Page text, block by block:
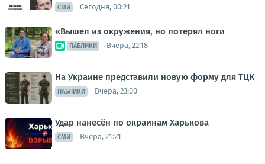
СМИ Сегодня, 00:21
«Вышел из окружения, но потерял ноги
ПАБЛИКИ Вчера, 22:18
На Украине представили новую форму для ТЦК
ПАБЛИКИ Вчера, 23:00
Удар нанесён по окраинам Харькова
СМИ Вчера, 21:21